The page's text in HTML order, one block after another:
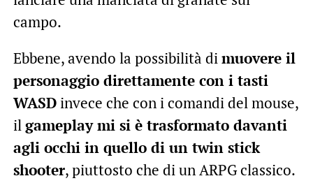
campo.
Ebbene, avendo la possibilità dimuovere il
personaggio direttamente con i tasti
WASDinvece che con i comandi del mouse,
ilgameplay mi si è trasformato davanti
agli occhi in quello di un twin stick
shooter, piuttosto che di un ARPG classico.